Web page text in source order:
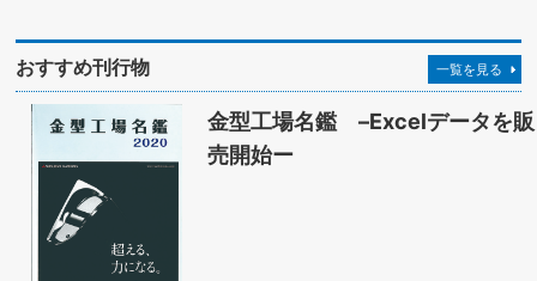
おすすめ刊行物 一覧を見る
金型工場名鑑 –Excelデータを販
売開始ー